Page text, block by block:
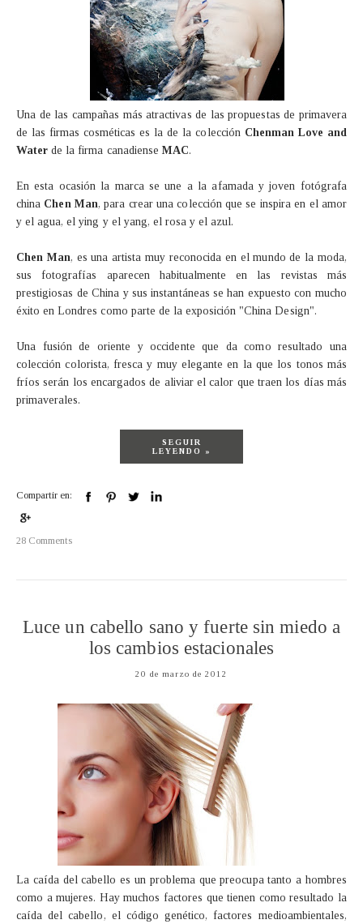
Una de las campañas más atractivas de las propuestas de primavera
de las firmas cosméticas es la de la colección Chenman Love and
Water de la firma canadiense MAC.
En esta ocasión la marca se une a la afamada y joven fotógrafa
china Chen Man, para crear una colección que se inspira en el amor
y el agua, el ying y el yang, el rosa y el azul.
Chen Man, es una artista muy reconocida en el mundo de la moda,
sus fotografías aparecen habitualmente en las revistas más
prestigiosas de China y sus instantáneas se han expuesto con mucho
éxito en Londres como parte de la exposición "China Design".
Una fusión de oriente y occidente que da como resultado una
colección colorista, fresca y muy elegante en la que los tonos más
fríos serán los encargados de aliviar el calor que traen los días más
primaverales.
SEGUIR
LEYENDO »
Compartir en:
28 Comments
Luce un cabello sano y fuerte sin miedo a
los cambios estacionales
20 de marzo de 2012
La caída del cabello es un problema que preocupa tanto a hombres
como a mujeres. Hay muchos factores que tienen como resultado la
caída del cabello, el código genético, factores medioambientales,